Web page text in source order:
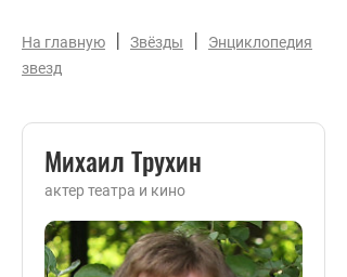
На главную | Звёзды |
Энциклопедия
звезд
Михаил Трухин
актер театра и кино